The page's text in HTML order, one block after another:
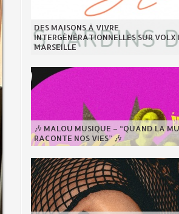
DES MAISONS À VIVRE
INTERGÉNÉRATIONNELLES SUR VOLX
MARSEILLE
🎶 MALOU MUSIQUE – “QUAND LA
RACONTE NOS VIES” 🎶